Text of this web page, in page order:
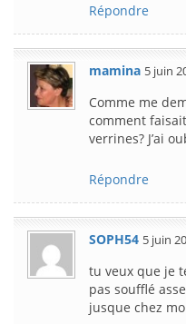
Répondre
mamina 5 juin
Comme me
comment
verrines? J’ai
Répondre
SOPH54 5 juin
tu veux que je
pas soufflé
jusque chez